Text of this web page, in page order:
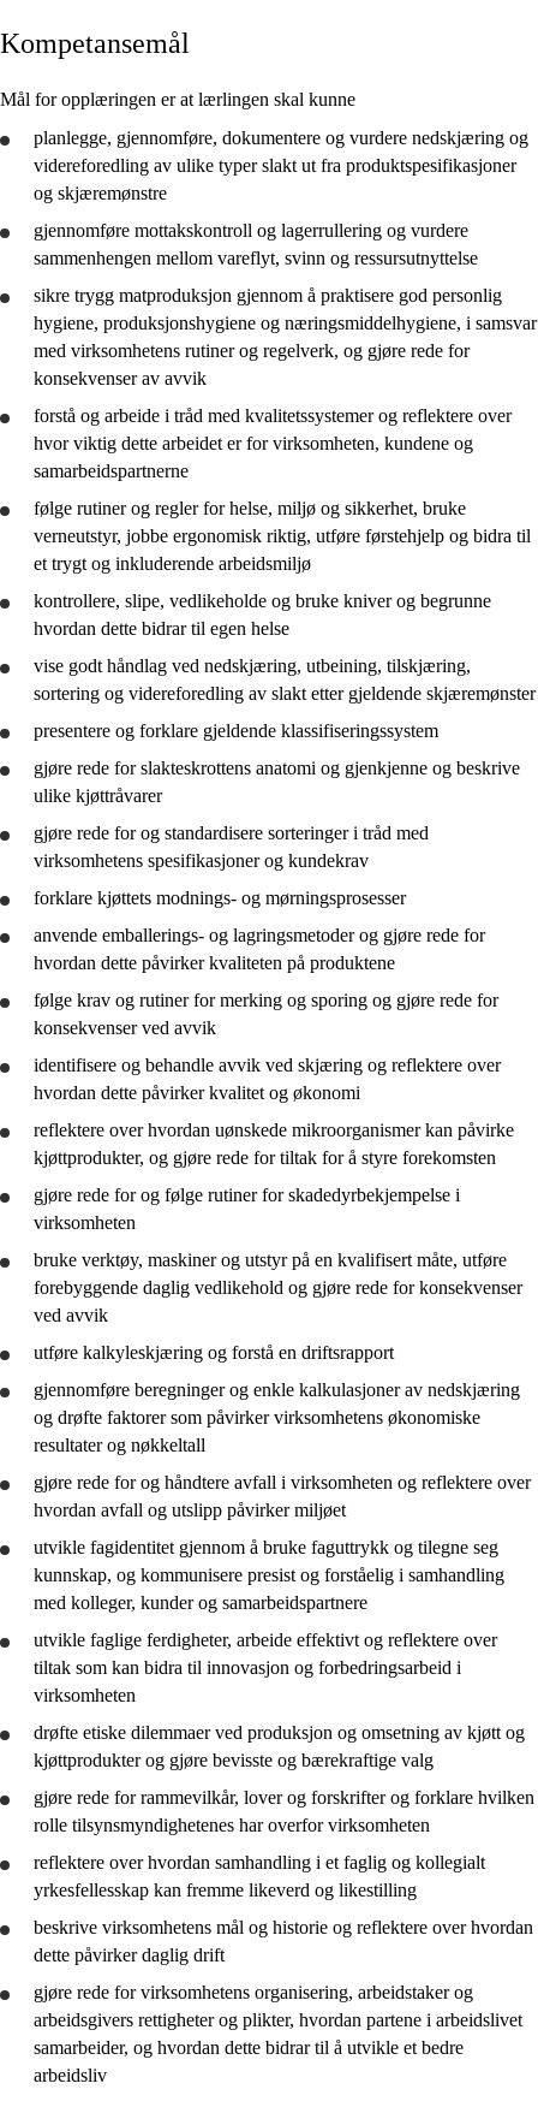
Kjerneelementer
Tverrfaglige temaer
Grunnleggende ferdigheter
Vg3 kjøttskjærerfaget
Kompetansemål
Mål for opplæringen er at lærlingen skal kunne
planlegge, gjennomføre, dokumentere og vurdere nedskjæring og
videreforedling av ulike typer slakt ut fra produktspesifikasjoner
og skjæremønstre
gjennomføre mottakskontroll og lagerrullering og vurdere
sammenhengen mellom vareflyt, svinn og ressursutnyttelse
sikre trygg matproduksjon gjennom å praktisere god personlig
hygiene, produksjonshygiene og næringsmiddelhygiene, i samsvar
med virksomhetens rutiner og regelverk, og gjøre rede for
konsekvenser av avvik
forstå og arbeide i tråd med kvalitetssystemer og reflektere over
hvor viktig dette arbeidet er for virksomheten, kundene og
samarbeidspartnerne
følge rutiner og regler for helse, miljø og sikkerhet, bruke
verneutstyr, jobbe ergonomisk riktig, utføre førstehjelp og bidra til
et trygt og inkluderende arbeidsmiljø
kontrollere, slipe, vedlikeholde og bruke kniver og begrunne
hvordan dette bidrar til egen helse
vise godt håndlag ved nedskjæring, utbeining, tilskjæring,
sortering og videreforedling av slakt etter gjeldende skjæremønster
presentere og forklare gjeldende klassifiseringssystem
gjøre rede forslakteskrottens anatomi og gjenkjenne og beskrive
ulike kjøttråvarer
gjøre rede forog standardisere sorteringer i tråd med
virksomhetens spesifikasjoner og kundekrav
forklare kjøttets modnings- og mørningsprosesser
anvende emballerings- og lagringsmetoder og gjøre rede for
hvordan dette påvirker kvaliteten på produktene
følge krav og rutiner for merking og sporing og gjøre rede for
konsekvenser ved avvik
identifisere og behandle avvik ved skjæring og reflektere over
hvordan dette påvirker kvalitet og økonomi
reflektere over hvordan uønskede mikroorganismer kan påvirke
kjøttprodukter, og gjøre rede fortiltak for å styre forekomsten
gjøre rede forog følge rutiner for skadedyrbekjempelse i
virksomheten
bruke verktøy, maskiner og utstyr på en kvalifisert måte, utføre
forebyggende daglig vedlikehold og gjøre rede forkonsekvenser
ved avvik
utføre kalkyleskjæring og forstå en driftsrapport
gjennomføre beregninger og enkle kalkulasjoner av nedskjæring
og drøfte faktorer som påvirker virksomhetens økonomiske
resultater og nøkkeltall
gjøre rede forog håndtere avfall i virksomheten og reflektere over
hvordan avfall og utslipp påvirker miljøet
utvikle fagidentitet gjennom å bruke faguttrykk og tilegne seg
kunnskap, og kommunisere presist og forståelig i samhandling
med kolleger, kunder og samarbeidspartnere
utvikle faglige ferdigheter, arbeide effektivt og reflektere over
tiltak som kan bidra til innovasjon og forbedringsarbeid i
virksomheten
drøfte etiske dilemmaer ved produksjon og omsetning av kjøtt og
kjøttprodukter og gjøre bevisste og bærekraftige valg
gjøre rede forrammevilkår, lover og forskrifter og forklare hvilken
rolle tilsynsmyndighetenes har overfor virksomheten
reflektere over hvordan samhandling i et faglig og kollegialt
yrkesfellesskap kan fremme likeverd og likestilling
beskrive virksomhetens mål og historie og reflektere over hvordan
dette påvirker daglig drift
gjøre rede forvirksomhetens organisering, arbeidstaker og
arbeidsgivers rettigheter og plikter, hvordan partene i arbeidslivet
samarbeider, og hvordan dette bidrar til å utvikle et bedre
arbeidsliv